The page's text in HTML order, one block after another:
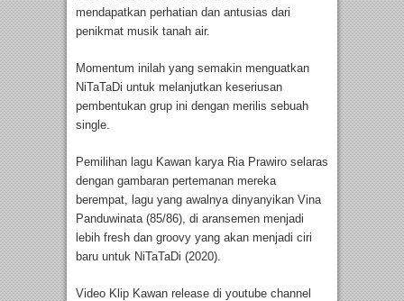
mendapatkan perhatian dan antusias dari
penikmat musik tanah air.
Momentum inilah yang semakin menguatkan
NiTaTaDi untuk melanjutkan keseriusan
pembentukan grup ini dengan merilis sebuah
single.
Pemilihan lagu Kawan karya Ria Prawiro selaras
dengan gambaran pertemanan mereka
berempat, lagu yang awalnya dinyanyikan Vina
Panduwinata (85/86), di aransemen menjadi
lebih fresh dan groovy yang akan menjadi ciri
baru untuk NiTaTaDi (2020).
Video Klip Kawan release di youtube channel